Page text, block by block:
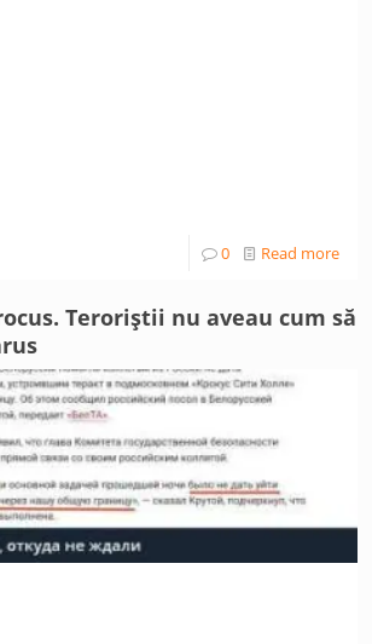
0 Read more
Teroriștii nu aveau cum să